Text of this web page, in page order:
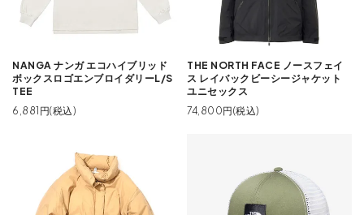
NANGA ナンガ エコハイブリッド
ボックスロゴエンブロイダリーL/S
TEE
6,881円(税込)
THE NORTH FACE ノースフェイ
ス レイバックビーシージャケット
ユニセックス
74,800円(税込)